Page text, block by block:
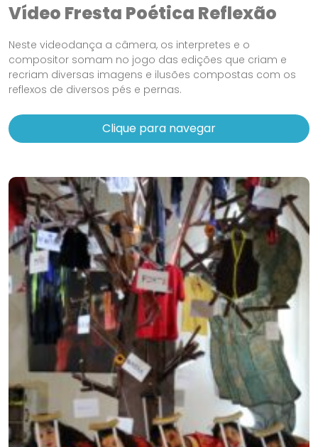
Vídeo Fresta Poética Reflexão
Neste videodança a câmera, os interpretes e o
compositor somam no jogo das edições que criam e
recriam diversas imagens e ilusões compostas com os
reflexos de diversos pés e pernas.
Clique para navegar